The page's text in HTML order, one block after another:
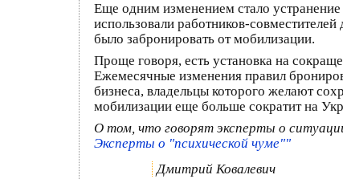
Еще одним изменением стало
использовали работников-
было забронировать от мобилизации.
Проще говоря, есть установка на
Ежемесячные изменения правил
бизнеса, владельцы которого желают
мобилизации еще больше сократит на
О том, что говорят эксперты о
Эксперты о "психической чуме""
Дмитрий Ковалевич